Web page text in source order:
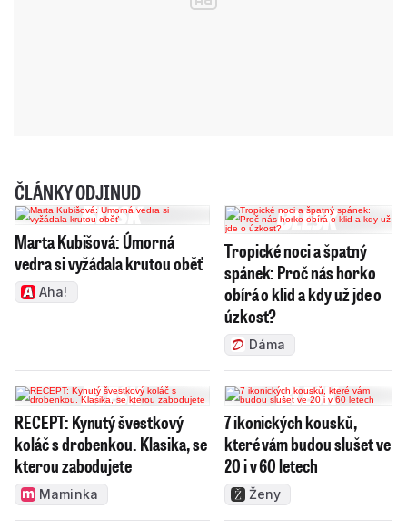
ČLÁNKY ODJINUD
Marta Kubišová: Úmorná
vedra si vyžádala krutou oběť
Aha!
Tropické noci a špatný
spánek: Proč nás horko
obírá o klid a kdy už jde o
úzkost?
Dáma
RECEPT: Kynutý švestkový
koláč s drobenkou. Klasika, se
kterou zabodujete
Maminka
7 ikonických kousků,
které vám budou slušet ve
20 i v 60 letech
Ženy